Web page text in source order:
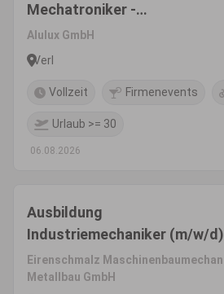
Mechatroniker -
Instandhaltung Maschinen &
Anlagen (m/w/d)
Alulux GmbH
Verl
Vollzeit Firmenevents
Urlaub >= 30
06.08.2026
Ausbildung
Industriemechaniker (m/w/d)
Eirenschmalz
Metallbau GmbH